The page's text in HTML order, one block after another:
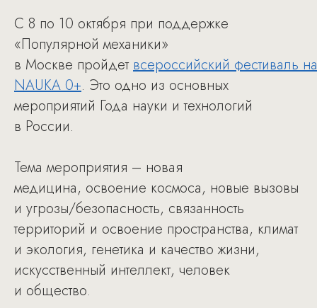
С 8 по 10 октября при поддержке
«Популярной механики»
в Москве пройдет всероссийский фестиваль
NAUKA 0+. Это одно из основных
мероприятий Года науки и технологий
в России.
Тема мероприятия – новая
медицина, освоение космоса, новые вызовы
и угрозы/безопасность, связанность
территорий и освоение пространства, климат
и экология, генетика и качество жизни,
искусственный интеллект, человек
и общество.